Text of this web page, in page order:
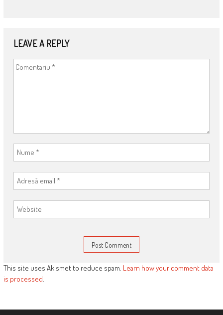
LEAVE A REPLY
This site uses Akismet to reduce spam. Learn how your comment data
is processed